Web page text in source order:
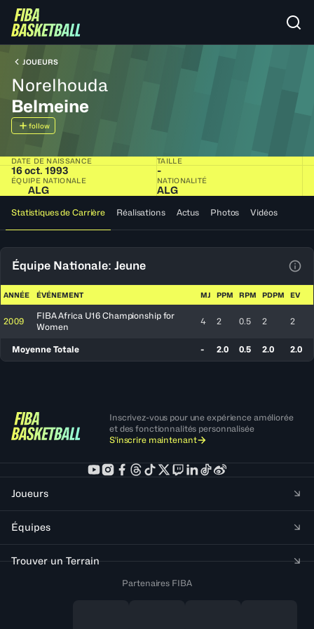
JOUEURS
Norelhouda
Belmeine
follow
DATE DE NAISSANCE
16 oct. 1993
TAILLE
-
ÉQUIPE NATIONALE
ALG
NATIONALITÉ
ALG
Statistiques de Carrière Réalisations Actus Photos Vidéos
Équipe Nationale: Jeune
ANNÉE ÉVÉNEMENT MJ PPM RPM PDPM EV
2009
FIBA Africa U16 Championship for
Women
4 2 0.5 2 2
Moyenne Totale - 2.0 0.5 2.0 2.0
Inscrivez-vous pour une expérience améliorée
et des fonctionnalités personnalisée
S'inscrire maintenant
Joueurs
Équipes
Trouver un Terrain
Partenaires FIBA